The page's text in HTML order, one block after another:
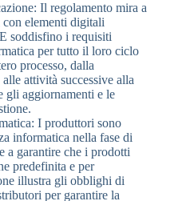
Il regolamento mira a
elementi digitali
soddisfino i requisiti
per tutto il loro ciclo
processo, dalla
attività successive alla
gli aggiornamenti e le
I produttori sono
informatica nella fase di
a garantire che i prodotti
predefinita e per
illustra gli obblighi di
per garantire la